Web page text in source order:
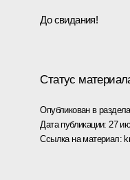
До свидания!
Статус
Опубликован в
Дата публикации: 27
Ссылка на материал: